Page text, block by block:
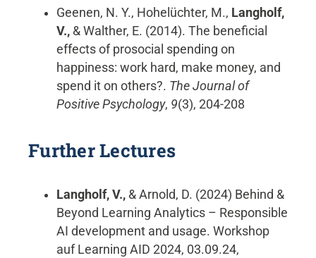
Geenen, N. Y., Hohelüchter, M., Langholf,
V., & Walther, E. (2014). The beneficial
effects of prosocial spending on
happiness: work hard, make money, and
spend it on others?. The Journal of
Positive Psychology, 9(3), 204-208
Further Lectures
Langholf, V., & Arnold, D. (2024) Behind &
Beyond Learning Analytics – Responsible
AI development and usage. Workshop
auf Learning AID 2024, 03.09.24,